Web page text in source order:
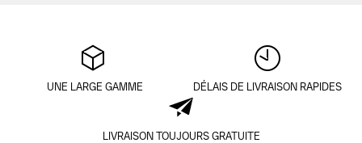
UNE LARGE GAMME DÉLAIS DE LIVRAISON RAPIDES
LIVRAISON TOUJOURS GRATUITE